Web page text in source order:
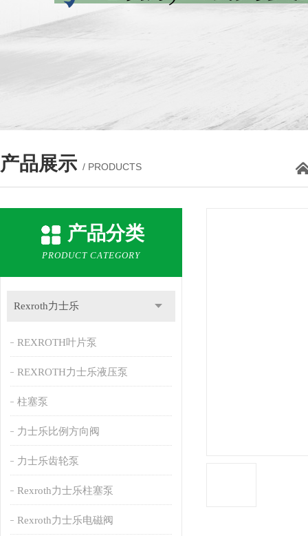
产品展示 / PRODUCTS
产品分类
PRODUCT CATEGORY
Rexroth力士乐
REXROTH叶片泵
REXROTH力士乐液压泵
柱塞泵
力士乐比例方向阀
力士乐齿轮泵
Rexroth力士乐柱塞泵
Rexroth力士乐电磁阀